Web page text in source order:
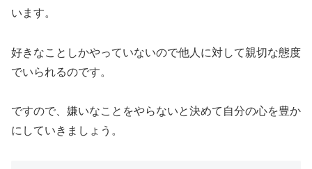
います。
好きなことしかやっていないので他人に対して親切な態度
でいられるのです。
ですので、嫌いなことをやらないと決めて自分の心を豊か
にしていきましょう。